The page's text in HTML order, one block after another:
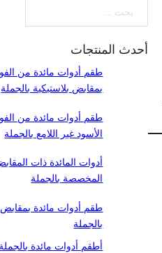
بحث
أحدث المنتجات
طقم أدوات مائدة من
بمقابض بلاستيكية بالجملة
طقم أدوات مائدة من
الأسود غير اللامع بالجملة
أدوات المائدة ذات
المخصصة بالجملة
طقم أدوات مائدة بمقابض
بالجملة
أطقم أدوات مائدة